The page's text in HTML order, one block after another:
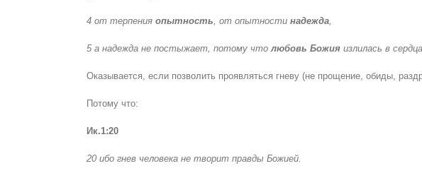
4 от терпения опытность, от опытности надежда,
5 а надежда не постыжает, потому чтолюбовь Божия излилась в
Оказывается, если позволить проявляться гневу (не прощение, обиды,
Потому что:
Ик.1:20
20 ибо гнев человека не творит правды Божией.